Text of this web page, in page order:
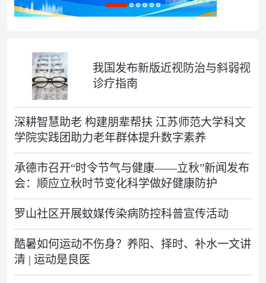
我国发布新版近视防治与斜弱视
诊疗指南
深耕智慧助老 构建朋辈帮扶 江苏师范大学科文
学院实践团助力老年群体提升数字素养
承德市召开“时令节气与健康——立秋”新闻发布
会：顺应立秋时节变化科学做好健康防护
罗山社区开展蚊媒传染病防控科普宣传活动
酷暑如何运动不伤身？养阳、择时、补水一文讲
清 | 运动是良医